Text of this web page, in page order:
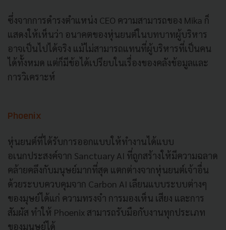
ซึ่งจากการดำรงตำแหน่ง CEO ความสามารถของ Mika ก็
แสดงให้เห็นว่า อนาคตของหุ่นยนต์ในบทบาทผู้บริหาร
อาจเป็นไปได้จริง แม้ไม่สามารถแทนที่ผู้บริหารที่เป็นคน
ได้ทั้งหมด แต่ก็มีข้อได้เปรียบในเรื่องของคลังข้อมูลและ
การวิเคราะห์
Phoenix
หุ่นยนต์ที่ได้รับการออกแบบให้ทำงานได้แบบ
อเนกประสงค์จาก Sanctuary AI ที่ถูกสร้างให้มีความฉลาด
คล้ายคลึงกับมนุษย์มากที่สุด แตกต่างจากหุ่นยนต์เจ้าอื่น
ด้วยระบบควบคุมจาก Carbon AI เลียนแบบระบบต่างๆ
ของมุษย์ได้แก่ ความทรงจำ การมองเห็น เสียง และการ
สัมผัส ทำให้ Phoenix สามารถรับมือกับงานทุกประเภท
ของมนุษย์ได้